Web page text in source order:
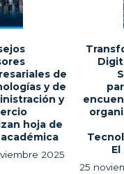
post:
de
y de
y
hoja de
2025
25